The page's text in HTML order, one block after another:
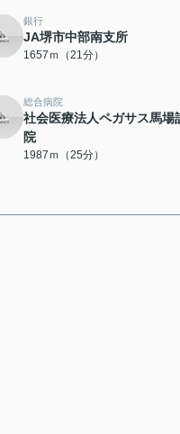
銀行
JA堺市中部南支所
1657ｍ（21分）
総合病院
社会医療法人ペガサス馬場
院
1987ｍ（25分）